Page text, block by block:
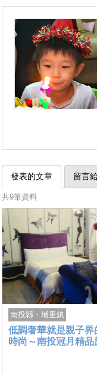
發表的文章 留言
共9筆資料
南投縣・埔里鎮
低調奢華就是親子界
時尚～南投冠月精品